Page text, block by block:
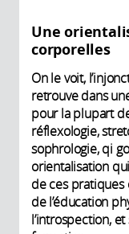
Une
corporelles
On le voit,
retrouve dans
pour la plupart
réflexologie,
sophrologie, qi
orientalisation
de ces pratiques
de l’éducation
l’introspection,